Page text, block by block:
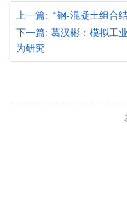
上一篇: “钢-混凝土组合
下一篇: 葛汉彬：模拟工
为研究